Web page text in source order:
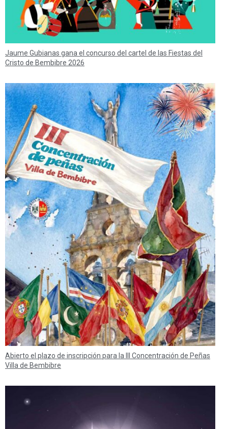
Jaume Gubianas gana el concurso del cartel de las Fiestas del
Cristo de Bembibre 2026
Abierto el plazo de inscripción para la III Concentración de Peñas
Villa de Bembibre